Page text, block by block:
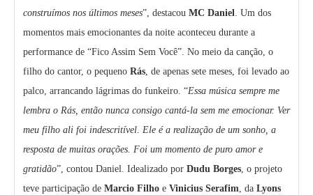
construímos nos últimos meses”, destacou MC Daniel. Um dos
momentos mais emocionantes da noite aconteceu durante a
performance de “Fico Assim Sem Você”. No meio da canção, o
filho do cantor, o pequeno Rás, de apenas sete meses, foi levado ao
palco, arrancando lágrimas do funkeiro. “Essa música sempre me
lembra o Rás, então nunca consigo cantá-la sem me emocionar. Ver
meu filho ali foi indescritível. Ele é a realização de um sonho, a
resposta de muitas orações. Foi um momento de puro amor e
gratidão”, contou Daniel. Idealizado por Dudu Borges, o projeto
teve participação de Marcio Filho e Vinicius Serafim, da Lyons